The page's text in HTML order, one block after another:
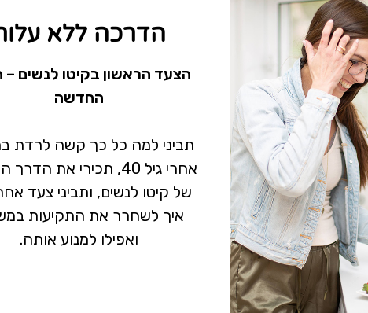
שיחת ייעוץ און-ליין – 30 דקות
₪300
הדרכה ללא
הצעד הראשון בקיטו לנשים –
החדשה
תביני למה כל כך קשה לרדת
אחרי גיל 40, תכירי את
של קיטו לנשים, ותביני צעד
איך לשחרר את התקיעות
ואפילו למנוע אותה.